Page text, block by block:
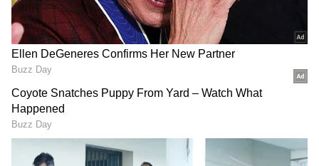
ಯಾಕೆಂದರೆ ಇನ್ನು 6 ತಿಂಗಳು ಮುಹೂರ್ತ ಇಲ್ಲಾ ಎಂದಾದರೆ
ಮಹಿಮಾ ಗರ್ಭಿಣಿ ಅನ್ನೋ ಸತ್ಯವನ್ನು ಮುಚ್ಚಿಡುವುದು
ಕಷ್ಟವಾಗಲಿದೆ. ಜೊತೆಗೆ ಗೌತಮ್ - ಭೂಮಿಕಾಳನ್ನು ಆದಷ್ಟು
ಬೇಗ ಮಗುವೆ ಆಗಬೇನ್ನುವುದು ಮಹಿಮಾಳ ತಾಯಿಗೆ
ಮಾಹಿತಿಯೂ ಇಲ್ಲಿದೆ.